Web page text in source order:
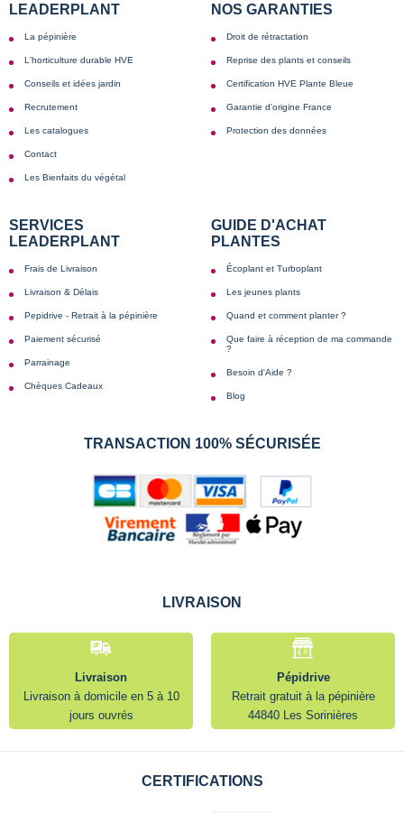
LEADERPLANT
La pépinière
L'horticulture durable HVE
Conseils et idées jardin
Recrutement
Les catalogues
Contact
Les Bienfaits du végétal
NOS GARANTIES
Droit de rétractation
Reprise des plants et conseils
Certification HVE Plante Bleue
Garantie d'origine France
Protection des données
SERVICES
LEADERPLANT
Frais de Livraison
Livraison & Délais
Pepidrive - Retrait à la pépinière
Paiement sécurisé
Parrainage
Chèques Cadeaux
GUIDE D'ACHAT
PLANTES
Écoplant et Turboplant
Les jeunes plants
Quand et comment planter ?
Que faire à réception de ma commande
?
Besoin d'Aide ?
Blog
TRANSACTION 100% SÉCURISÉE
LIVRAISON
Livraison
Livraison à domicile en 5 à 10
jours ouvrés
Pépidrive
Retrait gratuit à la pépinière
44840 Les Sorinières
CERTIFICATIONS